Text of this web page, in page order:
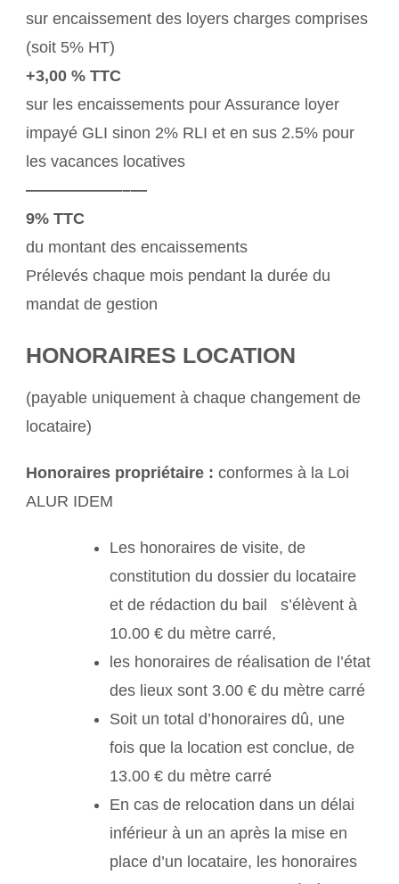
sur encaissement des loyers charges comprises
(soit 5% HT)
+3,00 % TTC
sur les encaissements pour Assurance loyer
impayé GLI sinon 2% RLI et en sus 2.5% pour
les vacances locatives
——————–—
9% TTC
du montant des encaissements
Prélevés chaque mois pendant la durée du
mandat de gestion
HONORAIRES LOCATION
(payable uniquement à chaque changement de
locataire)
Honoraires propriétaire : conformes à la Loi
ALUR IDEM
Les honoraires de visite, de
constitution du dossier du locataire
et de rédaction du bail s’élèvent à
10.00 € du mètre carré,
les honoraires de réalisation de l’état
des lieux sont 3.00 € du mètre carré
Soit un total d’honoraires dû, une
fois que la location est conclue, de
13.00 € du mètre carré
En cas de relocation dans un délai
inférieur à un an après la mise en
place d’un locataire, les honoraires